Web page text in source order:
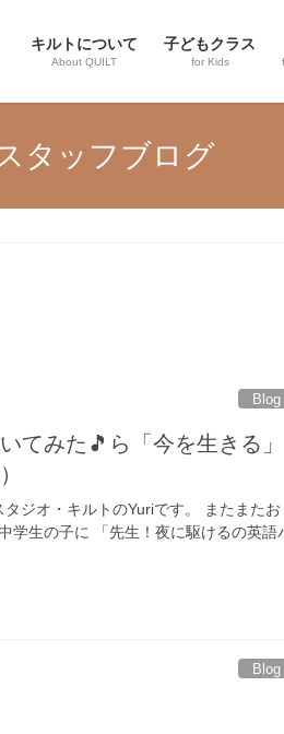
キルトについて
About QUILT
子どもクラス
for Kids
タッフブログ
Blog
てみた🎵ら「今を生きる」
ジオ・キルトのYuriです。 またまたお
学生の子に 「先生！夜に駆けるの英語
Blog